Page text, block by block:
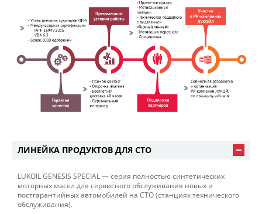
ЛИНЕЙКА ПРОДУКТОВ ДЛЯ СТО
LUKOIL GENESIS SPECIAL — серия полностью синтетических
моторных масел для сервисного обслуживания новых и
постгарантийных автомобилей на СТО (станциях технического
обслуживания).